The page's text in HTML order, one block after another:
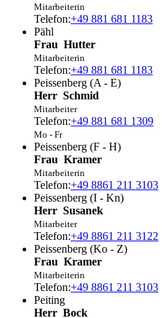
Mitarbeiterin
Telefon:+49 881 681 1183
Pähl
Frau Hutter
Mitarbeiterin
Telefon:+49 881 681 1183
Peissenberg (A - E)
Herr Schmid
Mitarbeiter
Telefon:+49 881 681 1309
Mo - Fr
Peissenberg (F - H)
Frau Kramer
Mitarbeiterin
Telefon:+49 8861 211 3103
Peissenberg (I - Kn)
Herr Susanek
Mitarbeiter
Telefon:+49 8861 211 3122
Peissenberg (Ko - Z)
Frau Kramer
Mitarbeiterin
Telefon:+49 8861 211 3103
Peiting
Herr Bock